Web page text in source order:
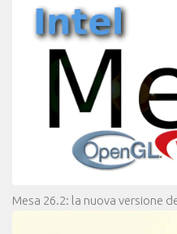
Mesa 26.2: la nuova versione